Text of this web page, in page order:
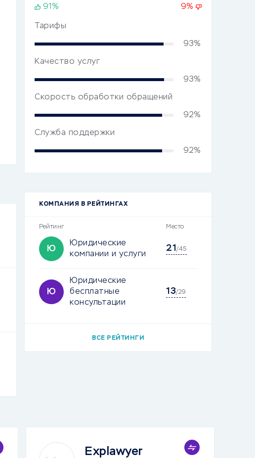
91% 9%
Тарифы
93%
Качество услуг
93%
Скорость обработки обращений
92%
Служба поддержки
92%
КОМПАНИЯ В РЕЙТИНГАХ
Рейтинг Место
Ю
Юридические
компании и услуги
21 /45
Ю
Юридические
бесплатные
консультации
13/29
ВСЕ РЕЙТИНГИ
Explawyer